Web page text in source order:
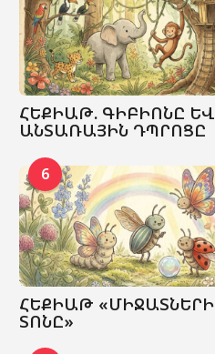
ՀԵՔԻԱԹ. ԳԻԲԻՈՆԸ ԵՎ
ԱՆՏԱՌԱՅԻՆ ԴՊՐՈՑԸ
6
ՀԵՔԻԱԹ «ՄԻՋԱՏՆԵՐԻ
ՏՈՆԸ»